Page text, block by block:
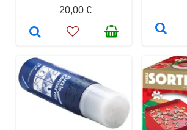
20,00 €